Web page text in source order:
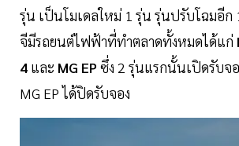
รุ่น เป็นโมเดลใหม่ 1 รุ่น รุ่นปรับโฉมอี
จีมีรถยนต์ไฟฟ้าที่ทำตลาดทั้งหมดได้แก่
4 และ MG EP ซึ่ง 2 รุ่นแรกนั้นเปิดรับจ
MG EP ได้ปิดรับจอง